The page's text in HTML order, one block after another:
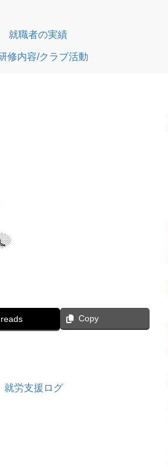
就職者の実績
修内容/クラブ活動
Copy
労支援ログ